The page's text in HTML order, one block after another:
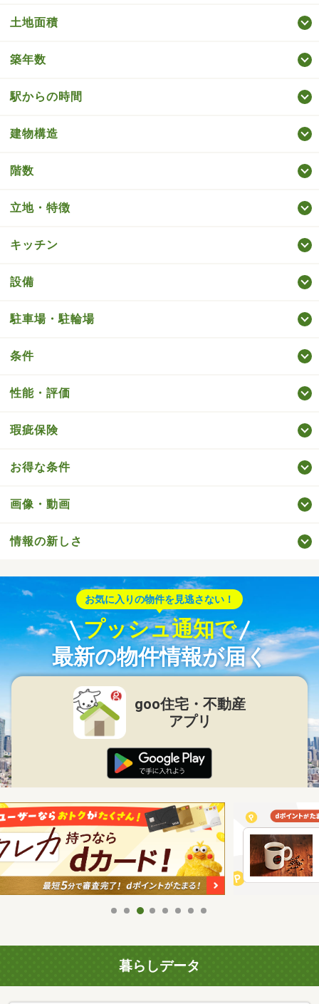
土地面積
築年数
駅からの時間
建物構造
階数
立地・特徴
キッチン
設備
駐車場・駐輪場
条件
性能・評価
瑕疵保険
お得な条件
画像・動画
情報の新しさ
お気に入りの物件を見逃さない！
プッシュ通知で
最新の物件情報が届く
goo住宅・不動産
アプリ
暮らしデータ